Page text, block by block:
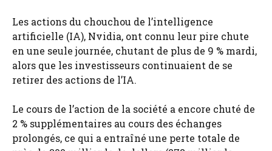
Les actions du chouchou de l’intelligence
artificielle (IA), Nvidia, ont connu leur pire chute
en une seule journée, chutant de plus de 9 % mardi,
alors que les investisseurs continuaient de se
retirer des actions de l’IA.
Le cours de l’action de la société a encore chuté de
2 % supplémentaires au cours des échanges
prolongés, ce qui a entraîné une perte totale de